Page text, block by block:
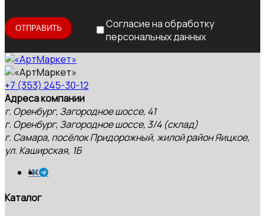
Согласие на обработку
персональных данных
+7 (353) 245-30-12
Адреса компании
г. Оренбург, Загородное шоссе, 41
г. Оренбург, Загородное шоссе, 3/4 (склад)
г. Самара, посёлок Придорожный, жилой район Яицкое,
ул. Каширская, 1Б
Каталог